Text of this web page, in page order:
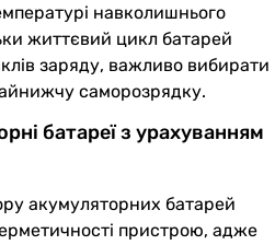
навколишнього
життєвий цикл батарей
заряду, важливо вибирати
саморозрядку.
батареї з урахуванням
акумуляторних батарей
пристрою, адже